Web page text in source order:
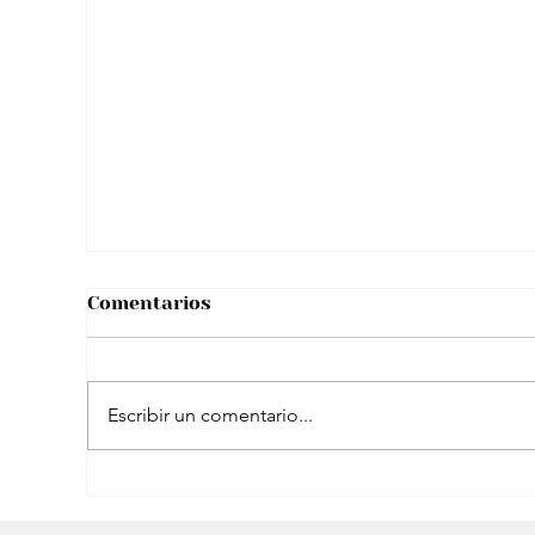
Comentarios
Escribir un comentario...